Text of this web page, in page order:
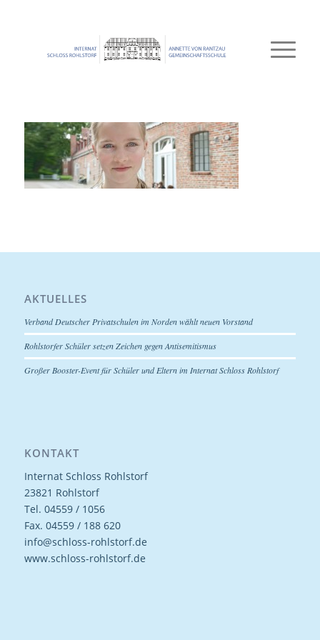
AKTUELLES
Verband Deutscher Privatschulen im Norden wählt neuen Vorstand
Rohlstorfer Schüler setzen Zeichen gegen Antisemitismus
Großer Booster-Event für Schüler und Eltern im Internat Schloss Rohlstorf
KONTAKT
Internat Schloss Rohlstorf
23821 Rohlstorf
Tel. 04559 / 1056
Fax. 04559 / 188 620
info@schloss-rohlstorf.de
www.schloss-rohlstorf.de